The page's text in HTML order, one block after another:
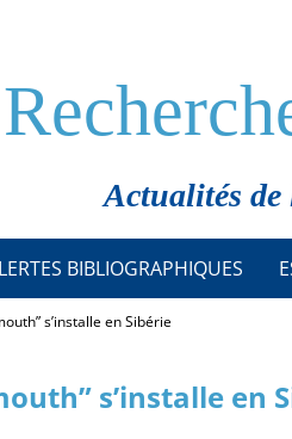
Actualités
BIBLIOGRAPHIQUES
s’installe en Sibérie
s’installe en